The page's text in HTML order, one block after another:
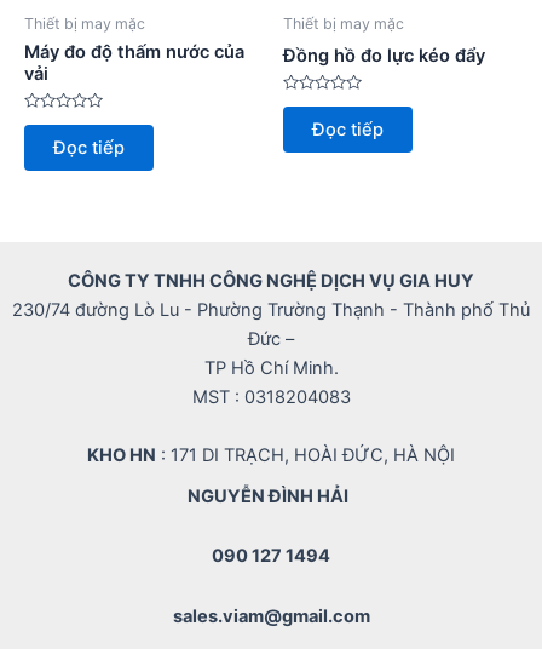
Thiết bị may mặc
Máy đo độ thấm nước của
vải
Được
hạng
0
Đọc tiếp
Thiết bị may mặc
Đồng hồ đo lực kéo đẩy
Được
hạng
0
Đọc tiếp
CÔNG TY TNHH CÔNG NGHỆ DỊCH VỤ GIA HUY
230/74 đường Lò Lu - Phường Trường Thạnh - Thành phố Thủ
Đức –
TP Hồ Chí Minh.
MST : 0318204083
KHO HN : 171 DI TRẠCH, HOÀI ĐỨC, HÀ NỘI
NGUYỄN ĐÌNH HẢI
090 127 1494
sales.viam@gmail.com